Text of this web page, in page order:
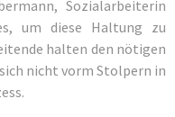
Sozialarbeiterin
um diese Haltung zu
halten den nötigen
nicht vorm Stolpern in